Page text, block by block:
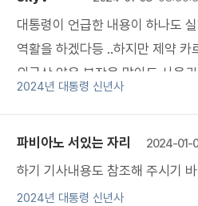
대통령이 언급한 내용이 하나도
역활을 하겠다등 ..하지만 제약 카
외국산 약은 부작용 많아도 사용
2024년 대통령 신년사
파비아노 서있는 자리 2024-01-
하기 기사내용도 참조해 주시
2024년 대통령 신년사